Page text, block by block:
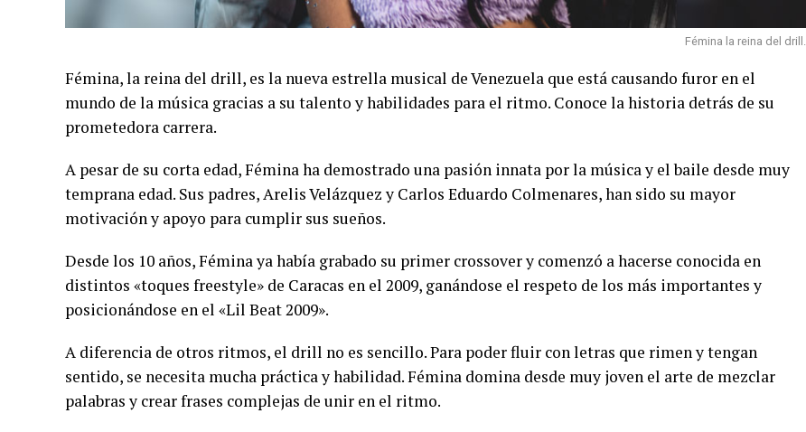
Fémina la reina del drill.
Fémina, la reina del drill, es la nueva estrella musical de Venezuela que está causando furor en el
mundo de la música gracias a su talento y habilidades para el ritmo. Conoce la historia detrás de su
prometedora carrera.
A pesar de su corta edad, Fémina ha demostrado una pasión innata por la música y el baile desde muy
temprana edad. Sus padres, Arelis Velázquez y Carlos Eduardo Colmenares, han sido su mayor
motivación y apoyo para cumplir sus sueños.
Desde los 10 años, Fémina ya había grabado su primer crossover y comenzó a hacerse conocida en
distintos «toques freestyle» de Caracas en el 2009, ganándose el respeto de los más importantes y
posicionándose en el «Lil Beat 2009».
A diferencia de otros ritmos, el drill no es sencillo. Para poder fluir con letras que rimen y tengan
sentido, se necesita mucha práctica y habilidad. Fémina domina desde muy joven el arte de mezclar
palabras y crear frases complejas de unir en el ritmo.